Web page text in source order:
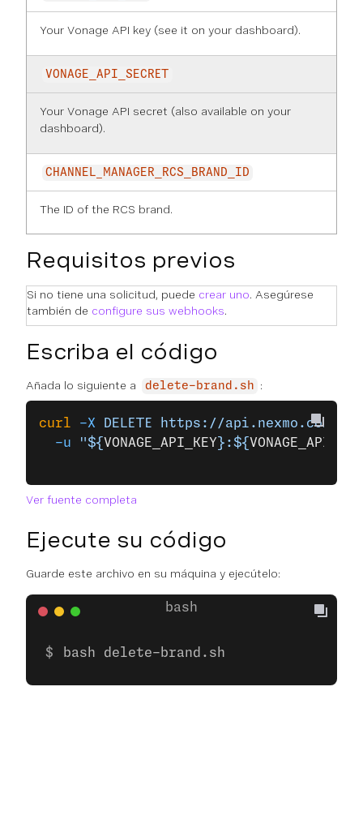
Your Vonage API key (see it on your dashboard).
VONAGE_API_SECRET
Your Vonage API secret (also available on your
dashboard).
CHANNEL_MANAGER_RCS_BRAND_ID
The ID of the RCS brand.
Requisitos previos
Si no tiene una solicitud, puede crear uno. Asegúrese
también de configure sus webhooks.
Escriba el código
Añada lo siguiente a delete-brand.sh :
curl -X DELETE https://api.nexmo.com/
  -u
"${ VONAGE_API_KEY }:${
Ver fuente completa
Ejecute su código
Guarde este archivo en su máquina y ejecútelo:
bash delete-brand.sh